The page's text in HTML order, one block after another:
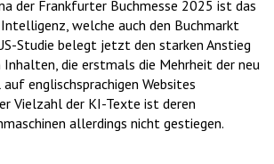
der Frankfurter Buchmesse 2025 ist das
welche auch den Buchmarkt
Studie belegt jetzt den starken Anstieg
die erstmals die Mehrheit der neu
englischsprachigen Websites
Vielzahl der KI-Texte ist deren
allerdings nicht gestiegen.